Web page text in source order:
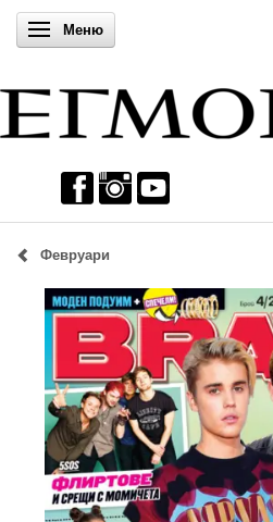
Включи навигацията
Меню
Февруари